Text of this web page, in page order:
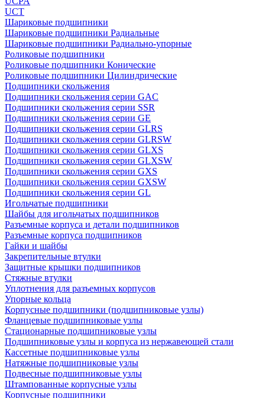
UCT
Шариковые подшипники
Шариковые подшипники Радиальные
Шариковые подшипники Радиально-упорные
Роликовые подшипники
Роликовые подшипники Конические
Роликовые подшипники Цилиндрические
Подшипники скольжения
Подшипники скольжения серии GAC
Подшипники скольжения серии SSR
Подшипники скольжения серии GE
Подшипники скольжения серии GLRS
Подшипники скольжения серии GLRSW
Подшипники скольжения серии GLXS
Подшипники скольжения серии GLXSW
Подшипники скольжения серии GXS
Подшипники скольжения серии GXSW
Подшипники скольжения серии GL
Игольчатые подшипники
Шайбы для игольчатых подшипников
Разъемные корпуса и детали подшипников
Разъемные корпуса подшипников
Гайки и шайбы
Закрепительные втулки
Защитные крышки подшипников
Стяжные втулки
Уплотнения для разъемных корпусов
Упорные кольца
Корпусные подшипники (подшипниковые узлы)
Фланцевые подшипниковые узлы
Стационарные подшипниковые узлы
Подшипниковые узлы и корпуса из нержавеющей стали
Кассетные подшипниковые узлы
Натяжные подшипниковые узлы
Подвесные подшипниковые узлы
Штампованные корпусные узлы
Корпусные подшипники